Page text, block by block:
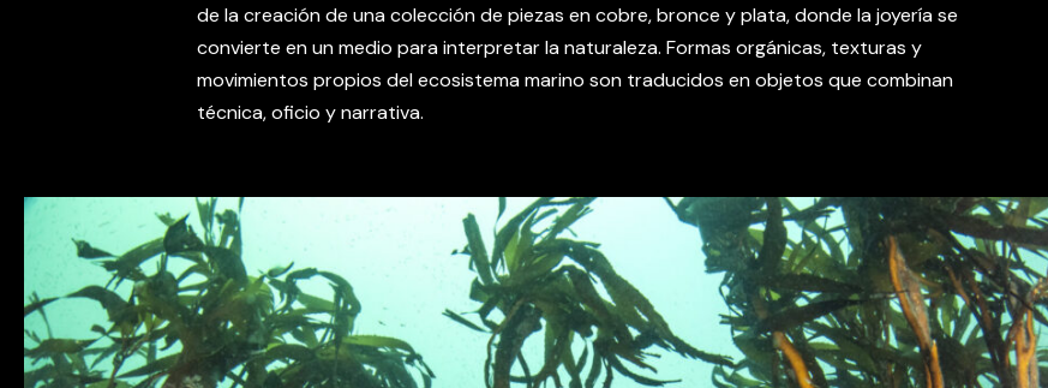
de la creación de una colección de piezas en cobre, bronce y plata, donde la joyería se
convierte en un medio para interpretar la naturaleza. Formas orgánicas, texturas y
movimientos propios del ecosistema marino son traducidos en objetos que combinan
técnica, oficio y narrativa.